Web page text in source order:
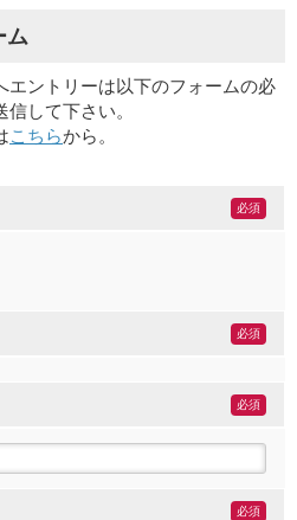
ム
エントリーは以下のフォームの必
して下さい。
こちらから。
必須
必須
必須
必須